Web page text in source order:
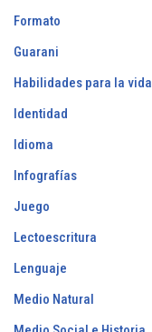
Formato
Guarani
Habilidades para la vida
Identidad
Idioma
Infografías
Juego
Lectoescritura
Lenguaje
Medio Natural